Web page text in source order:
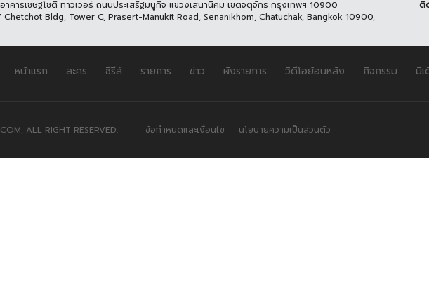
คารเชษฐโชติ ทาวเวอร์ ถนนประเสริฐมนูกิจ แขวงเสนานิคม เขตจตุจักร กรุงเทพฯ 10900
Bldg, Tower C, Prasert-Manukit Road, Senanikhom, Chatuchak, Bangkok 10900,
ติ
หน้าแรก ละคร ซีรีส์ รายการ ข่าว ผังรายการ วิดีโอย้อนหลัง กิจกรรม มี
ALL RIGHT RESERVED. ข้อกำหนดและเงื่อนไข นโยบายความเป็นส่วนตัว